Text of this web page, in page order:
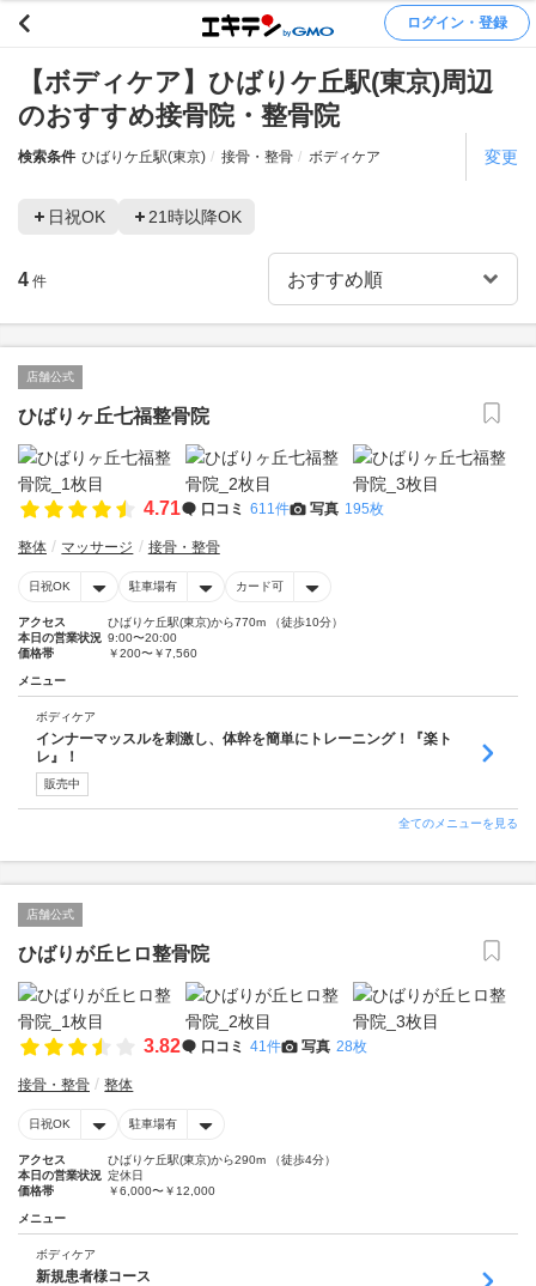
ログイン・登録
【ボディケア】ひばりケ丘駅(東京)周辺
のおすすめ接骨院・整骨院
検索条件 ひばりケ丘駅(東京) 接骨・整骨 ボディケア 変更
日祝OK 21時以降OK
4 件
店舗公式
ひばりヶ丘七福整骨院
4.71 口コミ 611件 写真 195枚
整体 マッサージ 接骨・整骨
日祝OK 駐車場有 カード可
アクセス
ひばりケ丘駅(東京)から770m （徒歩10分）
本日の営業状況 9:00〜20:00
価格帯
￥200〜￥7,560
メニュー
ボディケア
インナーマッスルを刺激し、体幹を簡単にトレーニング！『楽ト
レ』！
販売中
全てのメニューを見る
店舗公式
ひばりが丘ヒロ整骨院
3.82 口コミ 41件 写真 28枚
接骨・整骨 整体
日祝OK 駐車場有
アクセス
ひばりケ丘駅(東京)から290m （徒歩4分）
本日の営業状況 定休日
価格帯
￥6,000〜￥12,000
メニュー
ボディケア
新規患者様コース